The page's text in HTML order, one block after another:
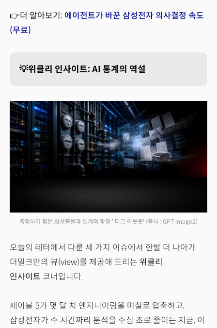
👉더 알아보기: 에이전트가 바꾼 삼성전자 의사결정 속도
(무료)
💡위클리 인사이트: AI 통계의 역설
측정하기 힘든 AI산출물과 통계적 함정 ' 다크 아웃풋' (출처 : GPT image2)
오늘의 레터에서 다룬 세 가지 이슈에서 한발 더 나아가
더밀크만의 뷰(view)를 제공해 드리는 위클리
인사이트 코너입니다.
페이블 5가 몇 달 치 엔지니어링을 며칠로 압축하고,
삼성전자가 수 시간짜리 분석을 수십 초로 줄이는 지금, 이